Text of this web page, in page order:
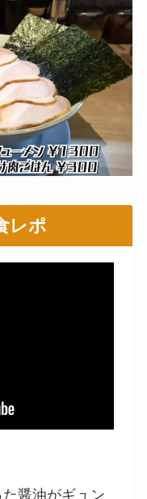
レポ
醤油がギュン